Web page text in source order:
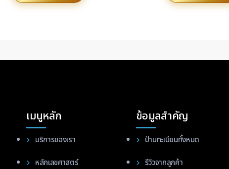
เมนูหลัก
บริการของเรา
หลักเลขศาสตร์
ข้อมูลสำคัญ
ป้านทะเบียนทั้งหมด
รีวิวจากลูกค้า